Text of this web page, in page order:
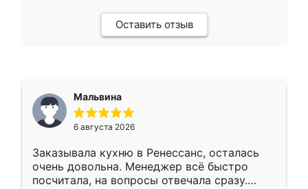
Оставить отзыв
Мальвина
6 августа 2026
Заказывала кухню в Ренессанс, осталась
очень довольна. Менеджер всё быстро
посчитала, на вопросы отвечала сразу.